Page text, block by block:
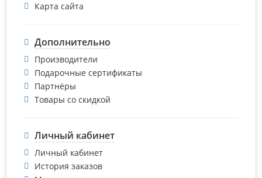
Карта сайта
Дополнительно
Производители
Подарочные сертификаты
Партнёры
Товары со скидкой
Личный кабинет
Личный кабинет
История заказов